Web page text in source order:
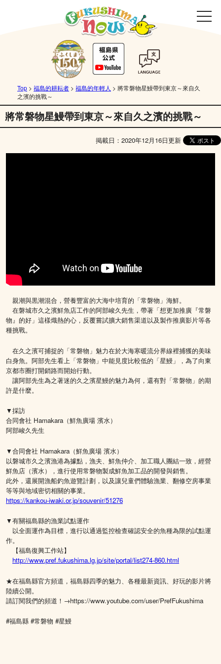
Top > 福島的耕耘者 > 福島的年輕人 > 將常磐物星鰻帶到東京～來自久
之濱的挑戰～
將常磐物星鰻帶到東京～來自久之濱的挑戰～
掲載日：2020年12月16日更新
親潮與黒潮混合，營養豐富的大海中培育的「常磐物」海鮮。
在磐城市久之濱鮮魚店工作的阿部峻久先生，帶著「想更加推廣『常磐
物』的好」這樣熾熱的心，反覆嘗試擴大銷售渠道以及製作推廣影片等各
種挑戰。
在久之濱可捕捉的「常磐物」魅力在於大海寒暖流分界線裡捕獲的美味
白身魚。阿部先生看上「常磐物」中能見度比較低的「星鰻」，為了向東
京都市圈打開銷路而開始行動。
讓阿部先生為之著迷的久之濱星鰻的魅力為何，還有對「常磐物」的期
許是什麼。
▼採訪
合同會社 Hamakara（鮮魚廣場 濱水）
阿部峻久先生
▼合同會社 Hamakara（鮮魚廣場 濱水）
以磐城市久之濱漁港為據點，漁夫、鮮魚仲介、加工職人團結一致，經營
鮮魚店（濱水），進行使用常磐物製成鮮魚加工品的開發與銷售。
此外，還展開漁船釣魚遊覽計劃，以及讓兒童們體驗漁業、翻修空房事業
等等與地域密切相關的事業。
https://kankou-iwaki.or.jp/souvenir/51276
▼有關福島縣的漁業試點運作
以全面運作為目標，進行以通過監控檢查確認安全的魚種為限的試點運
作。
【福島復興工作站】
http://www.pref.fukushima.lg.jp/site/portal/list274-860.html
★在福島縣官方頻道，福島縣四季的魅力、各種最新資訊、好玩的影片將
陸續公開。
請訂閱我們的頻道！→https://www.youtube.com/user/PrefFukushima
#福島縣 #常磐物 #星鰻